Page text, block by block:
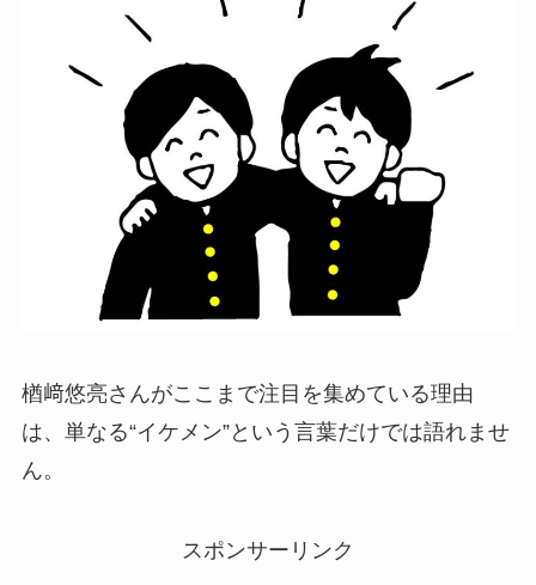
楢﨑悠亮さんがここまで注目を集めている理由
は、単なる“イケメン”という言葉だけでは語れませ
ん。
スポンサーリンク